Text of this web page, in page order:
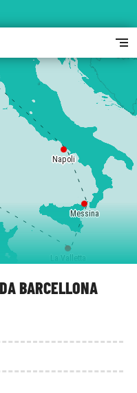
BARCELLONA
Napoli
Messina
La Valletta
segment